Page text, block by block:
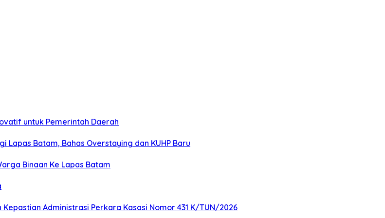
untuk Pemerintah Daerah
Batam, Bahas Overstaying dan KUHP Baru
Binaan Ke Lapas Batam
Kepastian Administrasi Perkara Kasasi Nomor 431 K/TUN/2026